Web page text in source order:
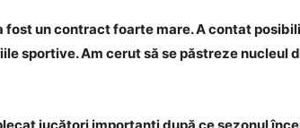
un contract foarte mare. A contat
sportive. Am cerut să se păstreze nucleul